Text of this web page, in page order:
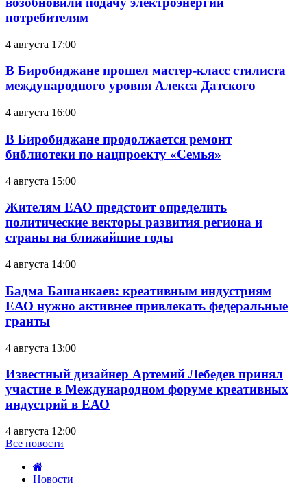
потребителям
4 августа 17:00
В Биробиджане прошел мастер-класс стилиста
международного уровня Алекса Датского
4 августа 16:00
В Биробиджане продолжается ремонт
библиотеки по нацпроекту «Семья»
4 августа 15:00
Жителям ЕАО предстоит определить
политические векторы развития региона и
страны на ближайшие годы
4 августа 14:00
Бадма Башанкаев: креативным индустриям
ЕАО нужно активнее привлекать федеральные
гранты
4 августа 13:00
Известный дизайнер Артемий Лебедев принял
участие в Международном форуме креативных
индустрий в ЕАО
4 августа 12:00
Все новости
Новости